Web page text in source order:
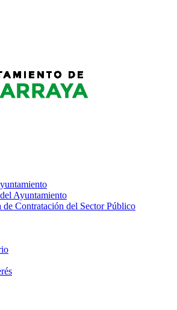
Ayuntamiento
de Contratación del Sector Público